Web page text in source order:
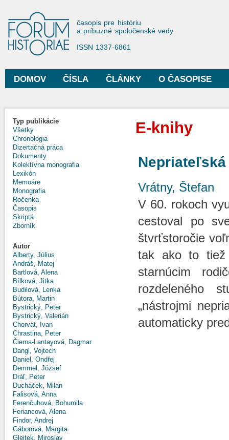
Forum Historiae
časopis pre históriu
a príbuzné spoločenské vedy
ISSN 1337-6861
Hlavné menu
DOMOV ČÍSLA ČLÁNKY O ČASOPISE
Typ publikácie
Všetky
Chronológia
Dizertačná práca
Dokumenty
Kolektívna monografia
Lexikón
Memoáre
Monografia
Ročenka
Časopis
Skriptá
Zborník
Autor
Alberty, Július
Andráš, Matej
Bartlová, Alena
Bílková, Jitka
Budilová, Lenka
Bútora, Martin
Bystrický, Peter
Bystrický, Valerián
Chorvát, Ivan
Chrastina, Peter
Čierna-Lantayová, Dagmar
Dangl, Vojtech
Daniel, Ondřej
Demmel, József
Dráľ, Peter
Ducháček, Milan
Falisová, Anna
Ferenčuhová, Bohumila
Feriancová, Alena
Findor, Andrej
Gáborová, Margita
Glejtek, Miroslav
E-knihy
Vrátny, Štefan
V 60. rokoch
cestoval po
štvrťstoročie
tak ako to tiež
starnúcim
rozdeleného
„nástrojmi
automaticky